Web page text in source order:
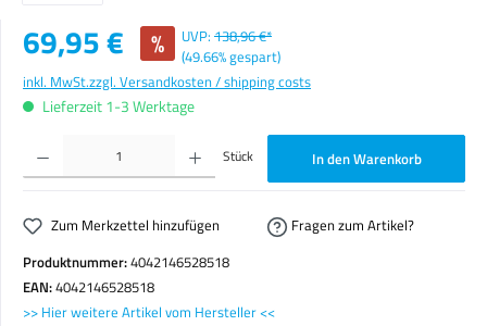
Verkaufspreis:
69,95 € % UVP: 138,96 €*
(49.66% gespart)
inkl. MwSt.zzgl. Versandkosten / shipping costs
Lieferzeit 1-3 Werktage
Produkt Anzahl: Gib den gewünschten Wert ein oder benutze die Schaltflächen um die Anzahl zu
Stück In den Warenkorb
Zum Merkzettel hinzufügen
Fragen zum Artikel?
Produktnummer:4042146528518
EAN:4042146528518
>> Hier weitere Artikel vom Hersteller <<